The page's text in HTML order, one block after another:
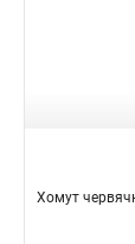
Хомут